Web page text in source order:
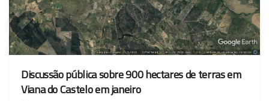
Discussão pública sobre 900 hectares de terras em
Viana do Castelo em janeiro